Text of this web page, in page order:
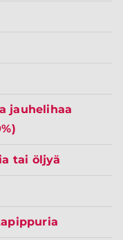
jauhelihaa
tai öljyä